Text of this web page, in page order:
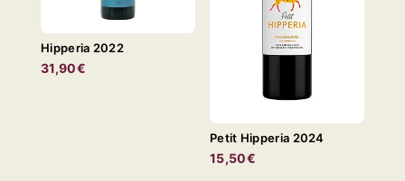
Hipperia 2022
31,90€
Petit Hipperia 2024
15,50€